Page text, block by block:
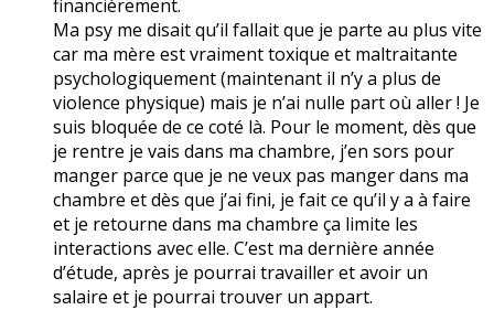
financièrement.
Ma psy me disait qu’il fallait que je parte au plus vite
car ma mère est vraiment toxique et maltraitante
psychologiquement (maintenant il n’y a plus de
violence physique) mais je n’ai nulle part où aller ! Je
suis bloquée de ce coté là. Pour le moment, dès que
je rentre je vais dans ma chambre, j’en sors pour
manger parce que je ne veux pas manger dans ma
chambre et dès que j’ai fini, je fait ce qu’il y a à faire
et je retourne dans ma chambre ça limite les
interactions avec elle. C’est ma dernière année
d’étude, après je pourrai travailler et avoir un
salaire et je pourrai trouver un appart.